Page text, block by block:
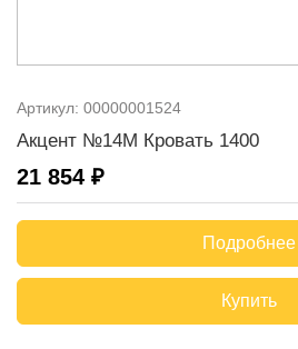
Артикул: 00000001524
Акцент №14М Кровать 1400
21 854 ₽
Подробнее
Купить